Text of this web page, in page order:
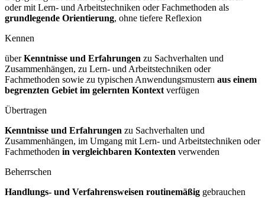
oder mit Lern- und Arbeitstechniken oder Fachmethoden als
grundlegende Orientierung, ohne tiefere Reflexion
Kennen
überKenntnisse und Erfahrungen zu Sachverhalten und
Zusammenhängen, zu Lern- und Arbeitstechniken oder
Fachmethoden sowie zu typischen Anwendungsmustern aus einem
begrenzten Gebiet im gelernten Kontext verfügen
Übertragen
Kenntnisse und Erfahrungen zu Sachverhalten und
Zusammenhängen, im Umgang mit Lern- und Arbeitstechniken oder
Fachmethoden in vergleichbaren Kontexten verwenden
Beherrschen
Handlungs- und Verfahrensweisen routinemäßig gebrauchen